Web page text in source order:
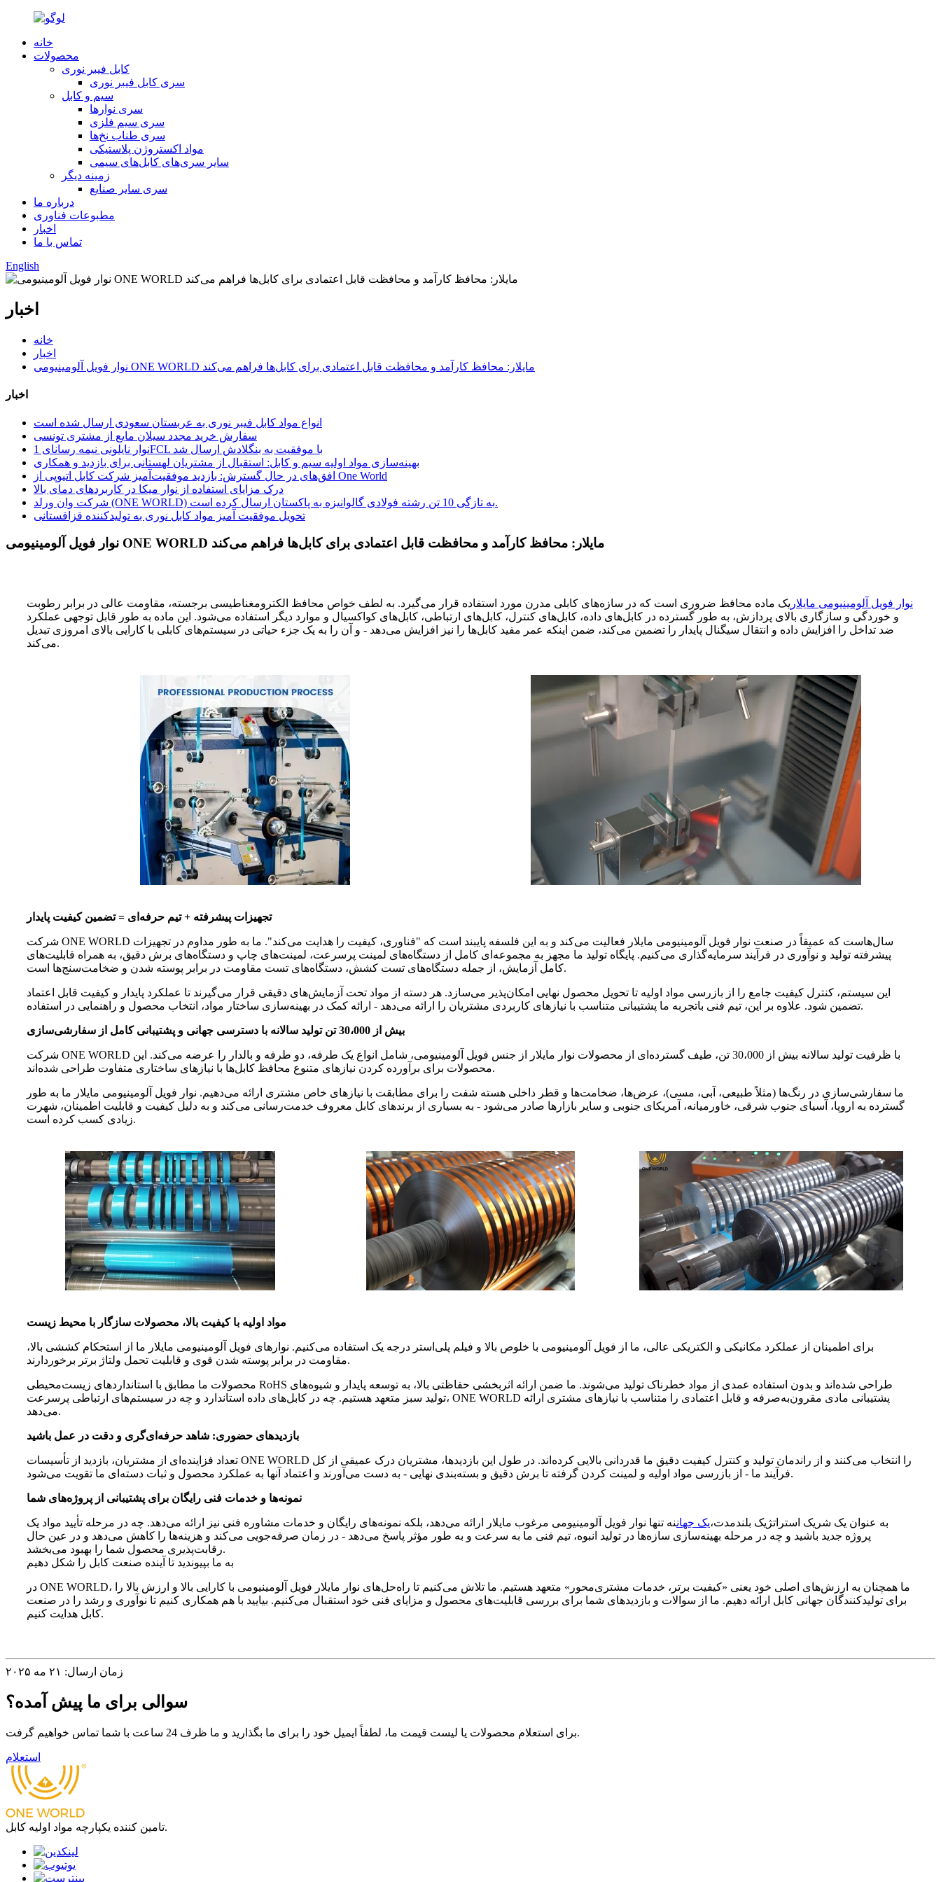
خانه
محصولات
کابل فیبر نوری
سری کابل فیبر نوری
سیم و کابل
سری نوارها
سری سیم فلزی
سری طناب نخ‌ها
مواد اکستروژن پلاستیکی
سایر سری‌های کابل‌های سیمی
زمینه دیگر
سری سایر صنایع
درباره ما
مطبوعات فناوری
اخبار
تماس با ما
English
اخبار
خانه
اخبار
نوار فویل آلومینیومی ONE WORLD مایلار: محافظ کارآمد و محافظت قابل اعتمادی برای کابل‌ها فراهم می‌کند
اخبار
انواع مواد کابل فیبر نوری به عربستان سعودی ارسال شده است
سفارش خرید مجدد سیلان مایع از مشتری تونسی
نوار نایلونی نیمه رسانای 1FCL با موفقیت به بنگلادش ارسال شد
بهینه‌سازی مواد اولیه سیم و کابل: استقبال از مشتریان لهستانی برای بازدید و همکاری
افق‌های در حال گسترش: بازدید موفقیت‌آمیز شرکت کابل اتیوپی از One World
درک مزایای استفاده از نوار میکا در کاربردهای دمای بالا
شرکت وان ورلد (ONE WORLD) به تازگی 10 تن رشته فولادی گالوانیزه به پاکستان ارسال کرده است.
تحویل موفقیت آمیز مواد کابل نوری به تولیدکننده قزاقستانی
نوار فویل آلومینیومی ONE WORLD مایلار: محافظ کارآمد و محافظت قابل اعتمادی برای کابل‌ها فراهم می‌کند
نوار فویل آلومینیومی مایلار یک ماده محافظ ضروری است که در سازه‌های کابلی مدرن مورد استفاده قرار می‌گیرد. به لطف خواص محافظ الکترومغناطیسی برجسته، مقاومت عالی در برابر رطوبت
و خوردگی و سازگاری بالای پردازش، به طور گسترده در کابل‌های داده، کابل‌های کنترل، کابل‌های ارتباطی، کابل‌های کواکسیال و موارد دیگر استفاده می‌شود. این ماده به طور قابل توجهی عملکرد
ضد تداخل را افزایش داده و انتقال سیگنال پایدار را تضمین می‌کند، ضمن اینکه عمر مفید کابل‌ها را نیز افزایش می‌دهد - و آن را به یک جزء حیاتی در سیستم‌های کابلی با کارایی بالای امروزی تبدیل
می‌کند.
تجهیزات پیشرفته + تیم حرفه‌ای = تضمین کیفیت پایدار
شرکت ONE WORLD سال‌هاست که عمیقاً در صنعت نوار فویل آلومینیومی مایلار فعالیت می‌کند و به این فلسفه پایبند است که "فناوری، کیفیت را هدایت می‌کند". ما به طور مداوم در تجهیزات
پیشرفته تولید و نوآوری در فرآیند سرمایه‌گذاری می‌کنیم. پایگاه تولید ما مجهز به مجموعه‌ای کامل از دستگاه‌های لمینت پرسرعت، لمینت‌های چاپ و دستگاه‌های برش دقیق، به همراه قابلیت‌های
کامل آزمایش، از جمله دستگاه‌های تست کشش، دستگاه‌های تست مقاومت در برابر پوسته شدن و ضخامت‌سنج‌ها است.
این سیستم، کنترل کیفیت جامع را از بازرسی مواد اولیه تا تحویل محصول نهایی امکان‌پذیر می‌سازد. هر دسته از مواد تحت آزمایش‌های دقیقی قرار می‌گیرند تا عملکرد پایدار و کیفیت قابل اعتماد
تضمین شود. علاوه بر این، تیم فنی باتجربه ما پشتیبانی متناسب با نیازهای کاربردی مشتریان را ارائه می‌دهد - ارائه کمک در بهینه‌سازی ساختار مواد، انتخاب محصول و راهنمایی در استفاده.
بیش از 30،000 تن تولید سالانه با دسترسی جهانی و پشتیبانی کامل از سفارشی‌سازی
شرکت ONE WORLD با ظرفیت تولید سالانه بیش از 30،000 تن، طیف گسترده‌ای از محصولات نوار مایلار از جنس فویل آلومینیومی، شامل انواع یک طرفه، دو طرفه و بالدار را عرضه می‌کند. این
محصولات برای برآورده کردن نیازهای متنوع محافظ کابل‌ها با نیازهای ساختاری متفاوت طراحی شده‌اند.
ما سفارشی‌سازی در رنگ‌ها (مثلاً طبیعی، آبی، مسی)، عرض‌ها، ضخامت‌ها و قطر داخلی هسته شفت را برای مطابقت با نیازهای خاص مشتری ارائه می‌دهیم. نوار فویل آلومینیومی مایلار ما به طور
گسترده به اروپا، آسیای جنوب شرقی، خاورمیانه، آمریکای جنوبی و سایر بازارها صادر می‌شود - به بسیاری از برندهای کابل معروف خدمت‌رسانی می‌کند و به دلیل کیفیت و قابلیت اطمینان، شهرت
زیادی کسب کرده است.
مواد اولیه با کیفیت بالا، محصولات سازگار با محیط زیست
برای اطمینان از عملکرد مکانیکی و الکتریکی عالی، ما از فویل آلومینیومی با خلوص بالا و فیلم پلی‌استر درجه یک استفاده می‌کنیم. نوارهای فویل آلومینیومی مایلار ما از استحکام کششی بالا،
مقاومت در برابر پوسته شدن قوی و قابلیت تحمل ولتاژ برتر برخوردارند.
محصولات ما مطابق با استانداردهای زیست‌محیطی RoHS طراحی شده‌اند و بدون استفاده عمدی از مواد خطرناک تولید می‌شوند. ما ضمن ارائه اثربخشی حفاظتی بالا، به توسعه پایدار و شیوه‌های
تولید سبز متعهد هستیم. چه در کابل‌های داده استاندارد و چه در سیستم‌های ارتباطی پرسرعت، ONE WORLD پشتیبانی مادی مقرون‌به‌صرفه و قابل اعتمادی را متناسب با نیازهای مشتری ارائه
می‌دهد.
بازدیدهای حضوری: شاهد حرفه‌ای‌گری و دقت در عمل باشید
تعداد فزاینده‌ای از مشتریان، بازدید از تأسیسات ONE WORLD را انتخاب می‌کنند و از راندمان تولید و کنترل کیفیت دقیق ما قدردانی بالایی کرده‌اند. در طول این بازدیدها، مشتریان درک عمیقی از کل
فرآیند ما - از بازرسی مواد اولیه و لمینت کردن گرفته تا برش دقیق و بسته‌بندی نهایی - به دست می‌آورند و اعتماد آنها به عملکرد محصول و ثبات دسته‌ای ما تقویت می‌شود.
نمونه‌ها و خدمات فنی رایگان برای پشتیبانی از پروژه‌های شما
به عنوان یک شریک استراتژیک بلندمدت،یک جهاننه تنها نوار فویل آلومینیومی مرغوب مایلار ارائه می‌دهد، بلکه نمونه‌های رایگان و خدمات مشاوره فنی نیز ارائه می‌دهد. چه در مرحله تأیید مواد یک
پروژه جدید باشید و چه در مرحله بهینه‌سازی سازه‌ها در تولید انبوه، تیم فنی ما به سرعت و به طور مؤثر پاسخ می‌دهد - در زمان صرفه‌جویی می‌کند و هزینه‌ها را کاهش می‌دهد و در عین حال
رقابت‌پذیری محصول شما را بهبود می‌بخشد.
به ما بپیوندید تا آینده صنعت کابل را شکل دهیم
در ONE WORLD، ما همچنان به ارزش‌های اصلی خود یعنی «کیفیت برتر، خدمات مشتری‌محور» متعهد هستیم. ما تلاش می‌کنیم تا راه‌حل‌های نوار مایلار فویل آلومینیومی با کارایی بالا و ارزش بالا را
برای تولیدکنندگان جهانی کابل ارائه دهیم. ما از سوالات و بازدیدهای شما برای بررسی قابلیت‌های محصول و مزایای فنی خود استقبال می‌کنیم. بیایید با هم همکاری کنیم تا نوآوری و رشد را در صنعت
کابل هدایت کنیم.
زمان ارسال: ۲۱ مه ۲۰۲۵
سوالی برای ما پیش آمده؟
برای استعلام محصولات یا لیست قیمت ما، لطفاً ایمیل خود را برای ما بگذارید و ما ظرف 24 ساعت با شما تماس خواهیم گرفت.
استعلام
تامین کننده یکپارچه مواد اولیه کابل.